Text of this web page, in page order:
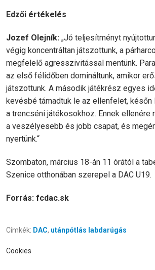
Edzői értékelés
Jozef Olejník: „Jó teljesítményt
végig koncentráltan játszottunk, a
megfelelő agresszivitással mentünk.
az első félidőben domináltunk, amikor
játszottunk. A második játékrész egyes
kevésbé támadtuk le az ellenfelet, későn
a trencséni játékosokhoz. Ennek ellenére
a veszélyesebb és jobb csapat, és
nyertünk.“
Szombaton, március 18-án 11 órától a
Szenice otthonában szerepel a DAC U19.
Forrás: fcdac.sk
Címkék: DAC, utánpótlás labdarúgás
Cookies